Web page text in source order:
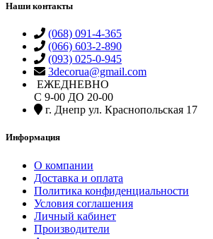
Наши контакты
(068) 091-4-365
(066) 603-2-890
(093) 025-0-945
3decorua@gmail.com
ЕЖЕДНЕВНО
С 9-00 ДО 20-00
г. Днепр ул. Краснопольская 17
Информация
О компании
Доставка и оплата
Политика конфиденциальности
Условия соглашения
Личный кабинет
Производители